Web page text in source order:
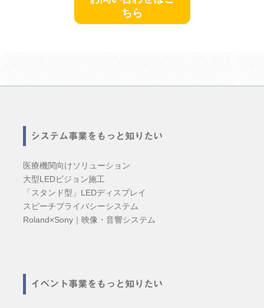
ちら
システム事業をもっと知りたい
医療機関向けソリューション
大型LEDビジョン施工
「スタンド型」LEDディスプレイ
スピーチプライバシーシステム
Roland×Sony｜映像・音響システム
イベント事業をもっと知りたい